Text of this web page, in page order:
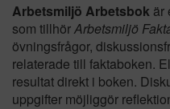
Arbetsmiljö Arbetsbok är
som tillhörArbetsmiljö
övningsfrågor,
relaterade till faktaboken.
resultat direkt i boken.
uppgifter möjliggör